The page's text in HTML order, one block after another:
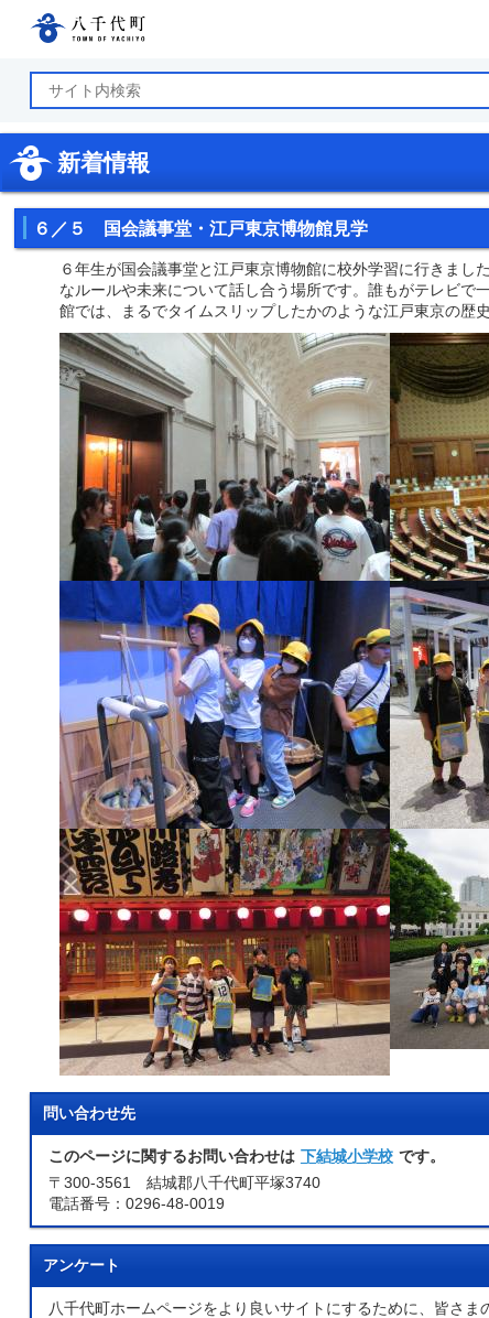
新着情報
６／５ 国会議事堂・江戸東京博物館見学
６年生が国会議事堂と江戸東京博物館に校外学習に行きま
なルールや未来について話し合う場所です。誰もがテレビ
館では、まるでタイムスリップしたかのような江戸東京の歴
問い合わせ先
このページに関するお問い合わせは 下結城小学校 です。
〒300-3561 結城郡八千代町平塚3740
電話番号：0296-48-0019
アンケート
八千代町ホームページをより良いサイトにするために、皆さま